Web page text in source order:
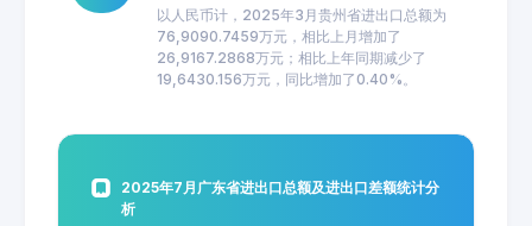
以人民币计，2025年3月贵州省进出口总额为
76,9090.7459万元，相比上月增加了
26,9167.2868万元；相比上年同期减少了
19,6430.156万元，同比增加了0.40%。
2025年7月广东省进出口总额及进出口差额统计分
析